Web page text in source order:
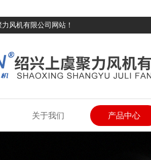
风机有限公司网站！
关于我们 产品中心